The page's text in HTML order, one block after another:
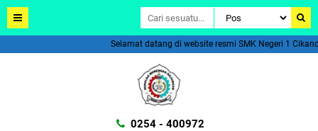
Selamat datang di website resmi SMK Negeri 1 Cikande.
0254 - 400972